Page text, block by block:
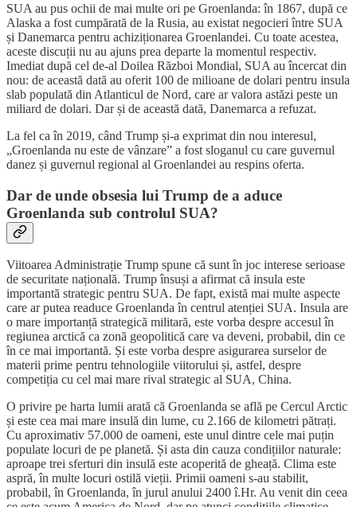
SUA au pus ochii de mai multe ori pe Groenlanda: în 1867, după ce
Alaska a fost cumpărată de la Rusia, au existat negocieri între SUA
și Danemarca pentru achiziționarea Groenlandei. Cu toate acestea,
aceste discuții nu au ajuns prea departe la momentul respectiv.
Imediat după cel de-al Doilea Război Mondial, SUA au încercat din
nou: de această dată au oferit 100 de milioane de dolari pentru insula
slab populată din Atlanticul de Nord, care ar valora astăzi peste un
miliard de dolari. Dar și de această dată, Danemarca a refuzat.
La fel ca în 2019, când Trump și-a exprimat din nou interesul,
„Groenlanda nu este de vânzare” a fost sloganul cu care guvernul
danez și guvernul regional al Groenlandei au respins oferta.
Dar de unde obsesia lui Trump de a aduce
Groenlanda sub controlul SUA?
Viitoarea Administrație Trump spune că sunt în joc interese serioase
de securitate națională. Trump însuși a afirmat că insula este
importantă strategic pentru SUA. De fapt, există mai multe aspecte
care ar putea readuce Groenlanda în centrul atenției SUA. Insula are
o mare importanță strategică militară, este vorba despre accesul în
regiunea arctică ca zonă geopolitică care va deveni, probabil, din ce
în ce mai importantă. Și este vorba despre asigurarea surselor de
materii prime pentru tehnologiile viitorului și, astfel, despre
competiția cu cel mai mare rival strategic al SUA, China.
O privire pe harta lumii arată că Groenlanda se află pe Cercul Arctic
și este cea mai mare insulă din lume, cu 2.166 de kilometri pătrați.
Cu aproximativ 57.000 de oameni, este unul dintre cele mai puțin
populate locuri de pe planetă. Și asta din cauza condițiilor naturale:
aproape trei sferturi din insulă este acoperită de gheață. Clima este
aspră, în multe locuri ostilă vieții. Primii oameni s-au stabilit,
probabil, în Groenlanda, în jurul anului 2400 î.Hr. Au venit din ceea